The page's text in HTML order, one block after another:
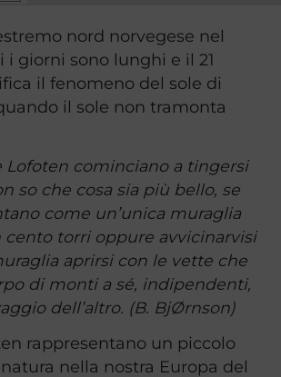
nord norvegese nel
i giorni sono lunghi e il 21
il fenomeno del sole di
il sole non tramonta
Lofoten cominciano a tingersi
so che cosa sia più bello, se
come un’unica muraglia
cento torri oppure avvicinarvisi
aprirsi con le vette che
di monti a sé, indipendenti,
dell’altro. (B. BjØrnson)
rappresentano un piccolo
nella nostra Europa del